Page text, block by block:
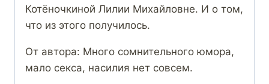
Котёночкиной Лилии Михайловне. И о том,
что из этого получилось.
От автора: Много сомнительного юмора,
мало секса, насилия нет совсем.